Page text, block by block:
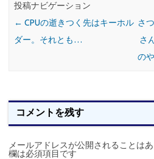
投稿ナビゲーション
← CPUの逝きつく先はキーホル
ダー。それとも…
さ
さ
の
コメントを残す
メールアドレスが公開されることはあ
欄は必須項目です